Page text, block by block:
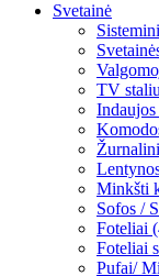
Svetainė
TV
Minkšti
Sofos /
Foteliai
Foteliai
Pufai/